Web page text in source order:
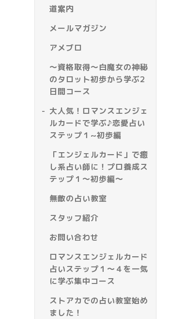
道案内
メールマガジン
アメブロ
～資格取得～白魔女の神秘
のタロット初歩から学ぶ2
日間コース
大人気！ロマンスエンジェ
ルカードで学ぶ♪恋愛占い
ステップ１~初歩編
「エンジェルカード」で癒
し系占い師に！プロ養成ス
テップ１～初歩編～
無敵の占い教室
スタッフ紹介
お問い合わせ
ロマンスエンジェルカード
占いステップ１～４を一気
に学ぶ集中コース
ストアカでの占い教室始め
ました！